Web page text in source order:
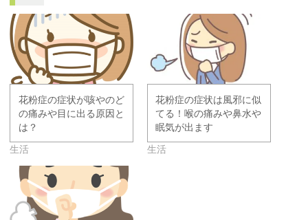
花粉症の症状が咳やのど
の痛みや目に出る原因と
は？
生活
花粉症の症状は風邪に似
てる！喉の痛みや鼻水や
眠気が出ます
生活